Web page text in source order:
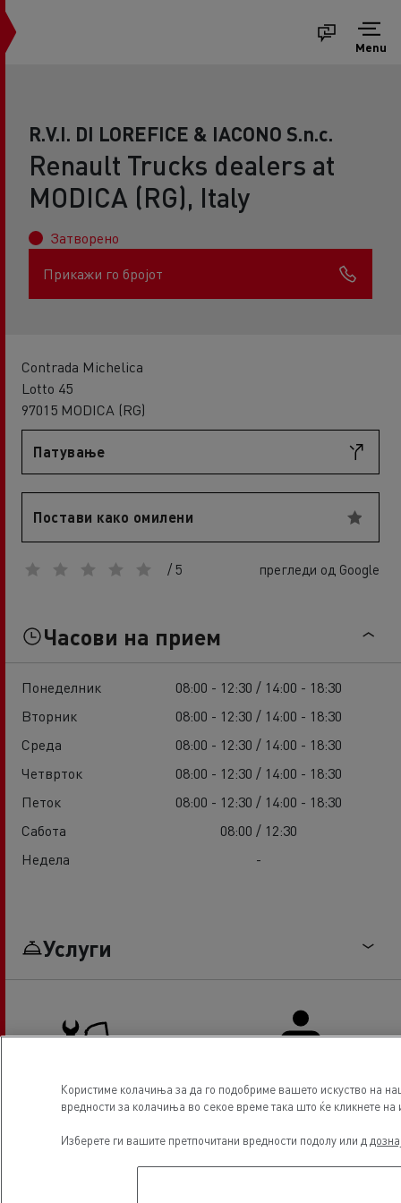
Menu
R.V.I. DI LOREFICE & IACONO S.n.c.
Renault Trucks dealers at
MODICA (RG), Italy
Затворено
Прикажи го бројот
Contrada Michelica
Lotto 45
97015 MODICA (RG)
Патување
Постави како омилени
/ 5 прегледи од Google
Часови на прием
Понеделник
08:00 - 12:30 / 14:00 - 18:30
Вторник
08:00 - 12:30 / 14:00 - 18:30
Среда
08:00 - 12:30 / 14:00 - 18:30
Четврток
08:00 - 12:30 / 14:00 - 18:30
Петок
08:00 - 12:30 / 14:00 - 18:30
Сабота
08:00 / 12:30
Недела
-
Услуги
Користиме колачиња за да го подобриме вашето искуство на
вредности за колачиња во секое време така што ќе кликнете
Изберете ги вашите претпочитани вредности подолу или д